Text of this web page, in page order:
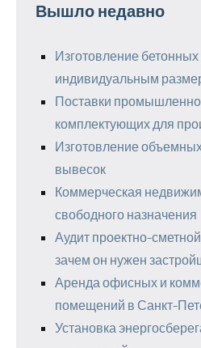
Вышло недавно
Изготовление
индивидуальным
Поставки
комплектующих для
Изготовление
вывесок
Коммерческая
свободного назначения
Аудит проектно-
зачем он нужен
Аренда офисных и
помещений в Санкт-
Установка